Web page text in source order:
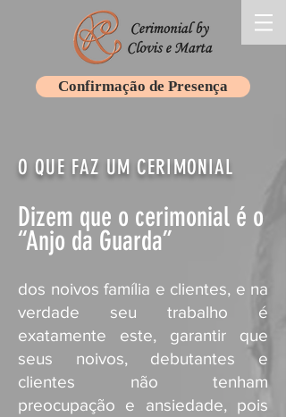
Confirmação de Presença
Dizem que o cerimonial é o
“Anjo da Guarda”
O QUE FAZ UM CERIMONIAL
dos noivos família e clientes, e na
verdade seu trabalho é
exatamente este, garantir que
seus noivos, debutantes e
clientes não tenham
preocupação e ansiedade, pois